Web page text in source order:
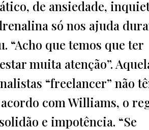
de ansiedade,
só nos ajuda
“Acho que temos que ter
muita atenção”.
“freelancer” não
com Williams, o
e impotência. “Se